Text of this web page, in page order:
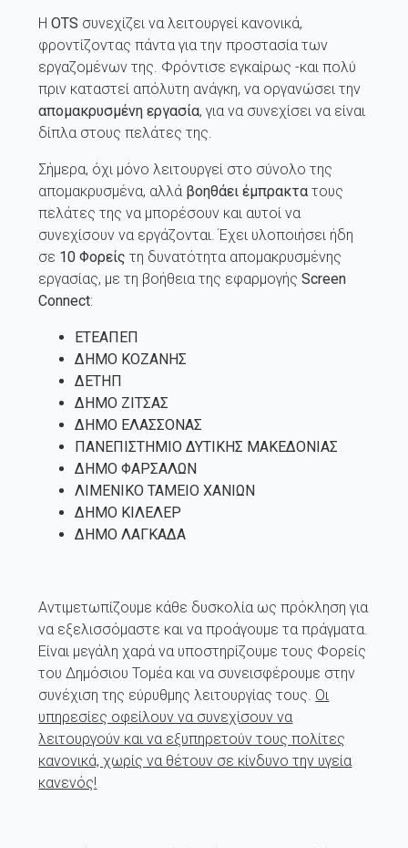
ΗOTS συνεχίζει να λειτουργεί κανονικά,
φροντίζοντας πάντα για την προστασία των
εργαζομένων της. Φρόντισε εγκαίρως -και πολύ
πριν καταστεί απόλυτη ανάγκη, να οργανώσει την
απομακρυσμένη εργασία, για να συνεχίσει να είναι
δίπλα στους πελάτες της.
Σήμερα, όχι μόνο λειτουργεί στο σύνολο της
απομακρυσμένα, αλλά βοηθάει έμπρακτα τους
πελάτες της να μπορέσουν και αυτοί να
συνεχίσουν να εργάζονται. Έχει υλοποιήσει ήδη
σε 10 Φορείςτη δυνατότητα απομακρυσμένης
εργασίας, με τη βοήθεια της εφαρμογήςScreen
Connect:
ΕΤΕΑΠΕΠ
ΔΗΜΟ ΚΟΖΑΝΗΣ
ΔΕΤΗΠ
ΔΗΜΟ ΖΙΤΣΑΣ
ΔΗΜΟ ΕΛΑΣΣΟΝΑΣ
ΠΑΝΕΠΙΣΤΗΜΙΟ ΔΥΤΙΚΗΣ ΜΑΚΕΔΟΝΙΑΣ
ΔΗΜΟ ΦΑΡΣΑΛΩΝ
ΛΙΜΕΝΙΚΟ ΤΑΜΕΙΟ ΧΑΝΙΩΝ
ΔΗΜΟ ΚΙΛΕΛΕΡ
ΔΗΜΟ ΛΑΓΚΑΔΑ
Αντιμετωπίζουμε κάθε δυσκολία ως πρόκληση για
να εξελισσόμαστε και να προάγουμε τα πράγματα.
Είναι μεγάλη χαρά να υποστηρίζουμε τους Φορείς
του Δημόσιου Τομέα και να συνεισφέρουμε στην
συνέχιση της εύρυθμης λειτουργίας τους. Οι
υπηρεσίες οφείλουν να συνεχίσουν να
λειτουργούν και να εξυπηρετούν τους πολίτες
κανονικά, χωρίς να θέτουν σε κίνδυνο την υγεία
κανενός!